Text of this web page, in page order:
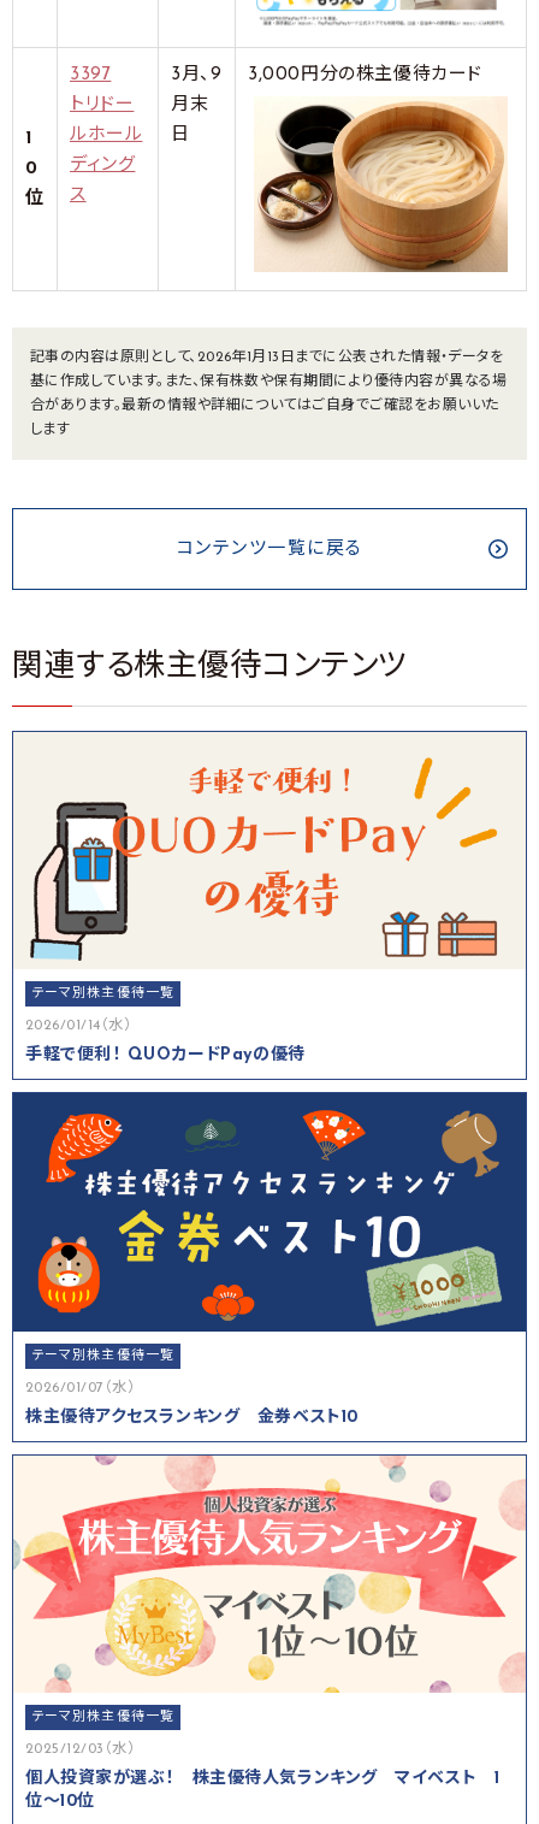
1
0
位
3397
トリドー
ルホール
ディング
ス
3月、9
月末
日
3,000円分の株主優待カード
記事の内容は原則として、2026年1月13日までに公表された情報・データを
基に作成しています。また、保有株数や保有期間により優待内容が異なる場
合があります。最新の情報や詳細についてはご自身でご確認をお願いいた
します
コンテンツ一覧に戻る
関連する株主優待コンテンツ
テーマ別株主優待一覧
2026/01/14（水）
手軽で便利！ QUOカードPayの優待
テーマ別株主優待一覧
2026/01/07（水）
株主優待アクセスランキング 金券ベスト10
テーマ別株主優待一覧
2025/12/03（水）
個人投資家が選ぶ！ 株主優待人気ランキング マイベスト 1
位～10位